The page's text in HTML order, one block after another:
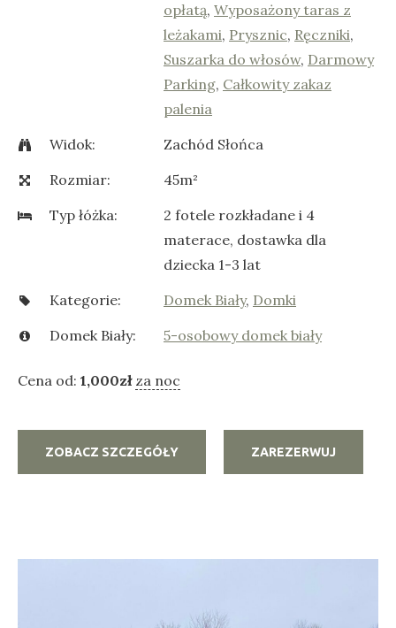
opłatą, Wyposażony taras z
leżakami, Prysznic, Ręczniki,
Suszarka do włosów, Darmowy
Parking, Całkowity zakaz
palenia
Widok:
Zachód Słońca
Rozmiar:
45m²
Typ łóżka:
2 fotele rozkładane i 4
materace, dostawka dla
dziecka 1-3 lat
Kategorie:
Domek Biały, Domki
Domek Biały:
5-osobowy domek biały
Cena od: 1,000zł za noc
ZOBACZ SZCZEGÓŁY ZAREZERWUJ